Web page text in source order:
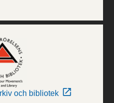
och bibliotek